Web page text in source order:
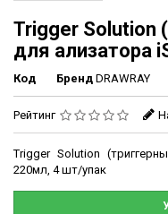
Trigger Solution
для ализатора
Код Бренд DRAWRAY
Рейтинг
Trigger Solution
220мл, 4 шт/упак